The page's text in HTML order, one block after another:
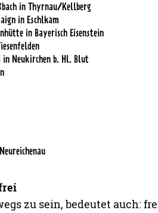
in Thyrnau/Kellberg
in Eschlkam
in Bayerisch Eisenstein
in Neukirchen b. Hl. Blut
zu sein, bedeutet auch: